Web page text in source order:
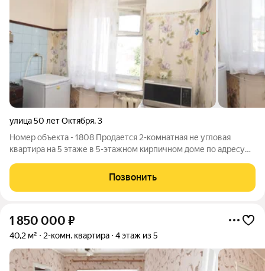
улица 50 лет Октября,3
Номер объекта - 1808 Продается 2-комнатная не угловая
квартира на 5 этаже в 5-этажном кирпичном доме по адресу
Хорошее расположение дома в центре города. Всё в шаговой
доступности: школы,
Позвонить
1 850 000 ₽
40,2 м² 2-комн. квартира 4 этаж из 5